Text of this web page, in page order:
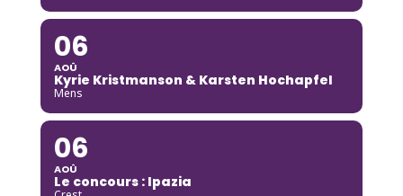
06
AOÛ
Kyrie Kristmanson & Karsten Hochapfel
Mens
06
AOÛ
Le concours : Ipazia